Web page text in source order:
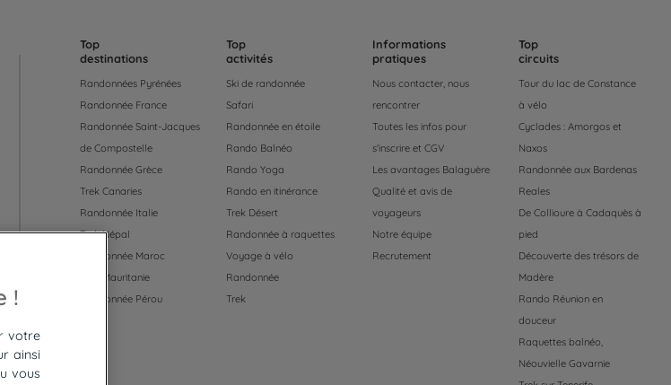
Top
destinations
Randonnées Pyrénées
Randonnée France
Randonnée Saint-Jacques
de Compostelle
Randonnée Grèce
Trek Canaries
Randonnée Italie
Trek Népal
Randonnée Maroc
Trek Mauritanie
Randonnée Pérou
Top
activités
Ski de randonnée
Safari
Randonnée en étoile
Rando Balnéo
Rando Yoga
Rando en itinérance
Trek Désert
Randonnée à raquettes
Voyage à vélo
Randonnée
Trek
Informations
pratiques
Nous contacter, nous
rencontrer
Toutes les infos pour
s'inscrire et CGV
Les avantages Balaguère
Qualité et avis de
voyageurs
Notre équipe
Recrutement
Top
circuits
Tour du lac de Constance
à vélo
Cyclades : Amorgos et
Naxos
Randonnée aux Bardenas
Reales
De Collioure à Cadaquès à
pied
Découverte des trésors de
Madère
Rando Réunion en
douceur
Raquettes balnéo,
Néouvielle Gavarnie
!
votre
ainsi
vous